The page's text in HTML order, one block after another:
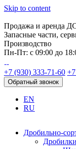
Skip to content
Продажа и аренда
Запасные части,
Производство
Пн-Пт: с 09:00 до
+7 (930) 333-71-60
Обратный звонок
EN
RU
Дробильно-
Дробилки